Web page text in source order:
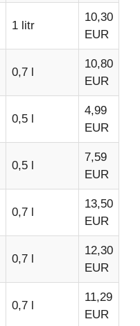
1 litr
10,30
EUR
0,7 l
10,80
EUR
0,5 l
4,99
EUR
0,5 l
7,59
EUR
0,7 l
13,50
EUR
0,7 l
12,30
EUR
0,7 l
11,29
EUR